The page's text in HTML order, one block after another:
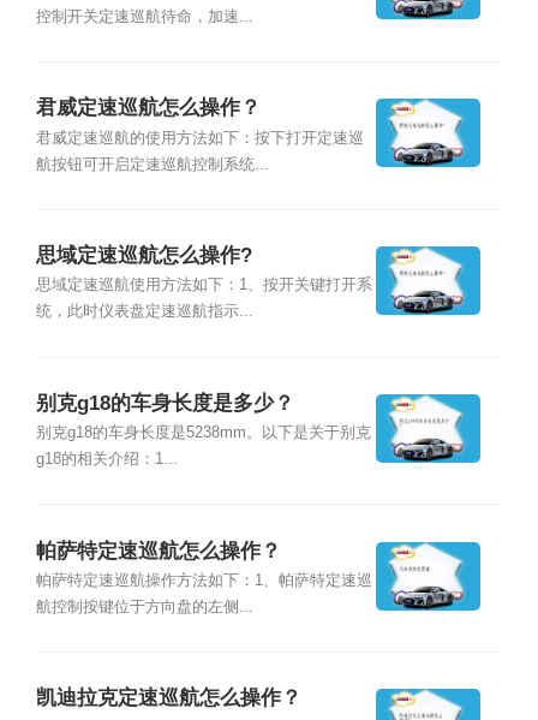
控制开关定速巡航待命，加速...
君威定速巡航怎么操作？
君威定速巡航的使用方法如下：按下打开定速巡
航按钮可开启定速巡航控制系统...
思域定速巡航怎么操作?
思域定速巡航使用方法如下：1、按开关键打开系
统，此时仪表盘定速巡航指示...
别克g18的车身长度是多少？
别克g18的车身长度是5238mm。以下是关于别克
g18的相关介绍：1...
帕萨特定速巡航怎么操作？
帕萨特定速巡航操作方法如下：1、帕萨特定速巡
航控制按键位于方向盘的左侧...
凯迪拉克定速巡航怎么操作？